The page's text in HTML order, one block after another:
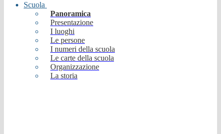
Scuola
Panoramica
Presentazione
I luoghi
Le persone
I numeri della scuola
Le carte della scuola
Organizzazione
La storia